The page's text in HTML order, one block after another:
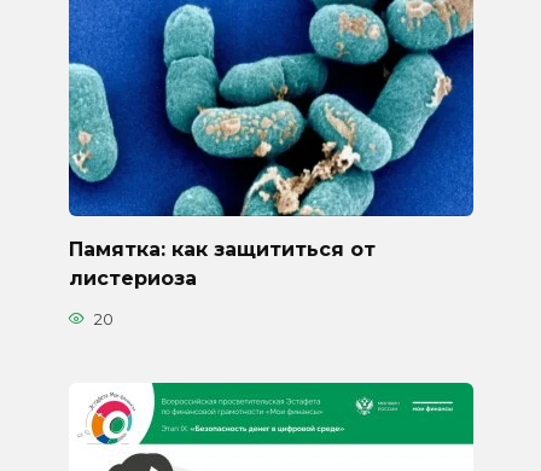
Памятка: как защититься от
листериоза
20